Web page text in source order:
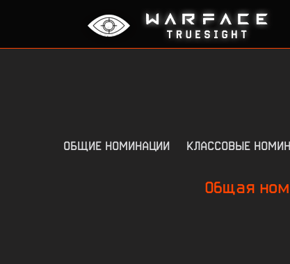
ОБЩИЕ НОМИНАЦИИ КЛАССОВЫЕ
Общая